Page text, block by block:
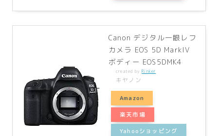
Canon デジタル一眼レフ
カメラ EOS 5D MarkIV
ボディー EOS5DMK4
created byRinker
キヤノン
Amazon
楽天市場
Yahooショッピング